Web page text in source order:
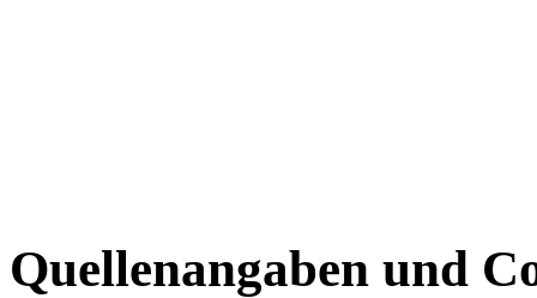
Quellenangaben und